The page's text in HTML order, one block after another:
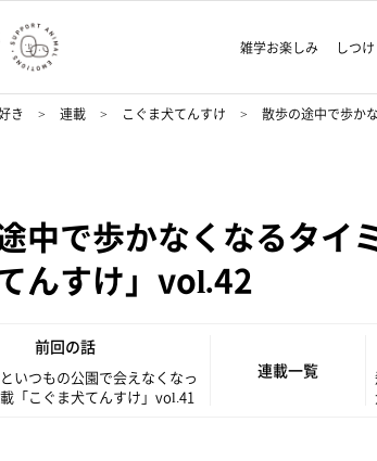
雑学お楽しみ しつけ
き 連載 こぐま犬てんすけ 散歩の途中で歩か
中で歩かなくなるタイ
んすけ」vol.42
前回の話
いつもの公園で会えなくなっ
「こぐま犬てんすけ」vol.41
連載一覧